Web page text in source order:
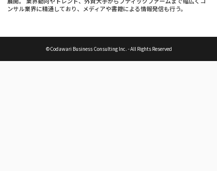
ンサル業界に精通しており、メディアや書籍による情報発信も行う。
©Codawari Business Consulting Inc. - All Rights Reserved